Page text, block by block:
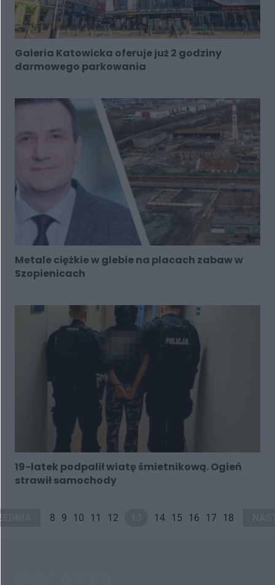
Galeria Katowicka oferuje już 2 godziny
darmowego parkowania
Metale ciężkie w glebie na placach zabaw w
Szopienicach
19-latek podpalił wiatę śmietnikową. Ogień
strawił samochody
8 9 10 11 12 14 15 16 17 18